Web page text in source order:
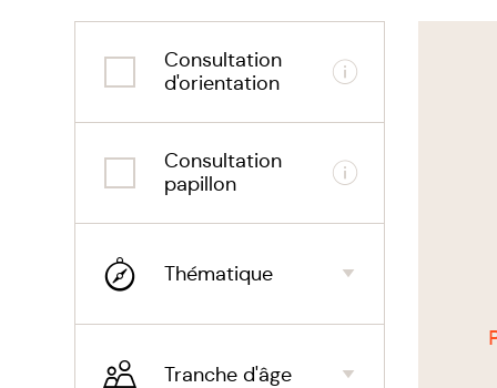
Consultation
d'orientation
Informations
Consultation
papillon
Informations
Thématique
Tranche d'âge
Voir